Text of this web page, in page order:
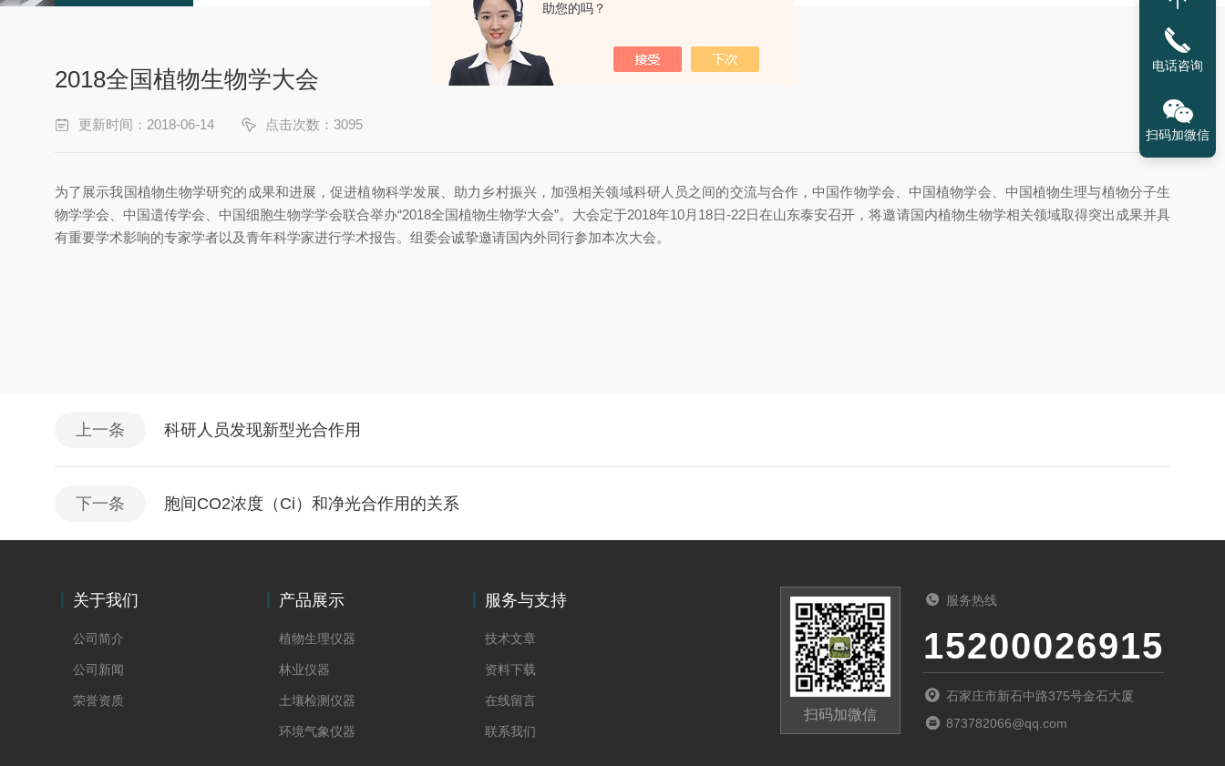
助您的吗？
2018全国植物生物学大会
更新时间：2018-06-14 点击次数：3095
为了展示我国植物生物学研究的成果和进展，促进植物科学发展、助力乡村振兴，加强相关领域科研人员之间的交流与合作，中国作物学会、中国植物学会、中国植物生理与植物分子生
物学学会、中国遗传学会、中国细胞生物学学会联合举办“2018全国植物生物学大会”。大会定于2018年10月18日-22日在山东泰安召开，将邀请国内植物生物学相关领域取得突出成果并具
有重要学术影响的专家学者以及青年科学家进行学术报告。组委会诚挚邀请国内外同行参加本次大会。
上一条 科研人员发现新型光合作用
下一条 胞间CO2浓度（Ci）和净光合作用的关系
关于我们
公司简介
公司新闻
荣誉资质
产品展示
植物生理仪器
林业仪器
土壤检测仪器
环境气象仪器
服务与支持
技术文章
资料下载
在线留言
联系我们
扫码加微信
服务热线
15200026915
石家庄市新石中路375号金石大厦
873782066@qq.com
电话咨询
扫码加微信